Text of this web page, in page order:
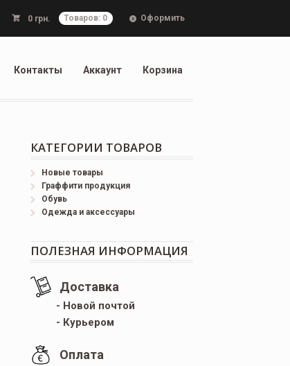
0 грн. Товаров: 0 Оформить
Контакты Аккаунт Корзина
КАТЕГОРИИ ТОВАРОВ
Новые товары
Граффити продукция
Обувь
Одежда и аксессуары
ПОЛЕЗНАЯ ИНФОРМАЦИЯ
Доставка
- Новой почтой
- Курьером
Оплата